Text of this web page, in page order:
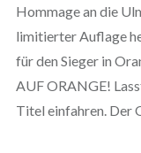
Hommage an die
limitierter Auflage
für den Sieger in
AUF ORANGE!
Titel einfahren. Der